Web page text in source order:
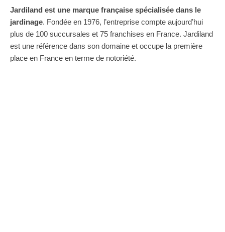
Jardiland est une marque française spécialisée dans le
jardinage. Fondée en 1976, l’entreprise compte aujourd’hui
plus de 100 succursales et 75 franchises en France. Jardiland
est une référence dans son domaine et occupe la première
place en France en terme de notoriété.